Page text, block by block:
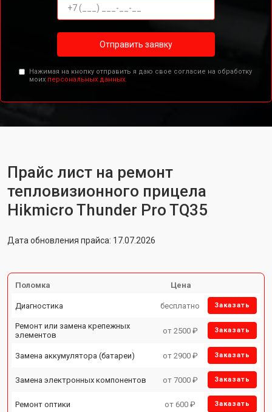
Отправить заявку
Нажимая на кнопку отправить я даю свое согласие на обработку
моих персональных данных.
Прайс лист на ремонт
тепловизионного прицела
Hikmicro Thunder Pro TQ35
Дата обновления прайса: 17.07.2026
Поломка Цена
Диагностика бесплатно Заказать
Ремонт или замена крепежных
элементов
от 2500 ₽ Заказать
Замена аккумулятора (батареи) от 2900 ₽ Заказать
Замена электронных компонентов от 7000 ₽ Заказать
Ремонт оптики от 600 ₽ Заказать